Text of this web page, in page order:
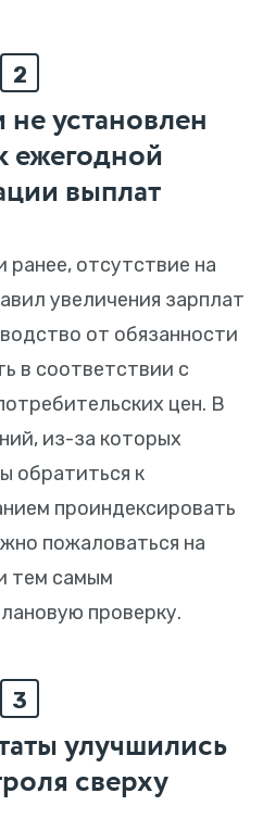
2
установлен
ежегодной
выплат
отсутствие на
увеличения зарплат
от обязанности
в соответствии с
цен. В
из-за которых
обратиться к
проиндексировать
пожаловаться на
тем самым
проверку.
3
улучшились
сверху